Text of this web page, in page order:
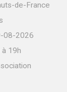
de-France
08-2026
à 19h